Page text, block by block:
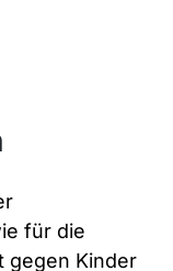
für die
gegen Kinder